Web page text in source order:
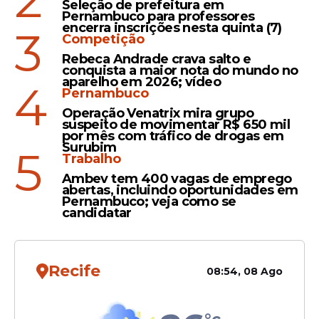
pedido de liberdade
negado pelo STJ
Crime
Tenente-coronel réu por
feminicídio intimidou PMs e
tentou culpá-los por mexer
em cena do crime
Veja Também
Seleção de prefeitura em
Pernambuco para professores
encerra inscrições nesta quinta (7)
3
Competição
Rebeca Andrade crava salto e
conquista a maior nota do mundo no
aparelho em 2026; vídeo
4
Pernambuco
Operação Venatrix mira grupo
suspeito de movimentar R$ 650 mil
por mês com tráfico de drogas em
Surubim
5
Trabalho
Ambev tem 400 vagas de emprego
abertas, incluindo oportunidades em
Pernambuco; veja como se
candidatar
Recife 08:54, 08 Ago